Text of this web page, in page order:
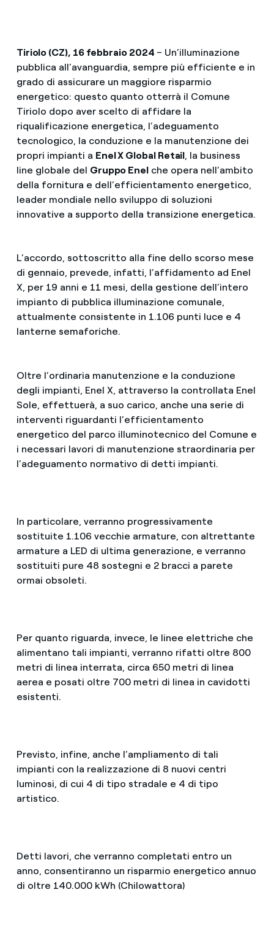
Tiriolo (CZ), 16 febbraio 2024 – Un’illuminazione
pubblica all’avanguardia, sempre più efficiente e in
grado di assicurare un maggiore risparmio
energetico: questo quanto otterrà il Comune
Tiriolo dopo aver scelto di affidare la
riqualificazione energetica, l’adeguamento
tecnologico, la conduzione e la manutenzione dei
propri impianti a Enel X Global Retail, la business
line globale del Gruppo Enel che opera nell’ambito
della fornitura e dell’efficientamento energetico,
leader mondiale nello sviluppo di soluzioni
innovative a supporto della transizione energetica.
L’accordo, sottoscritto alla fine dello scorso mese
di gennaio, prevede, infatti, l’affidamento ad Enel
X, per 19 anni e 11 mesi, della gestione dell’intero
impianto di pubblica illuminazione comunale,
attualmente consistente in 1.106 punti luce e 4
lanterne semaforiche.
Oltre l’ordinaria manutenzione e la conduzione
degli impianti, Enel X, attraverso la controllata Enel
Sole, effettuerà, a suo carico, anche una serie di
interventi riguardanti l’efficientamento
energetico del parco illuminotecnico del Comune e
i necessari lavori di manutenzione straordinaria per
l’adeguamento normativo di detti impianti.
In particolare, verranno progressivamente
sostituite 1.106 vecchie armature, con altrettante
armature a LED di ultima generazione, e verranno
sostituiti pure 48 sostegni e 2 bracci a parete
ormai obsoleti.
Per quanto riguarda, invece, le linee elettriche che
alimentano tali impianti, verranno rifatti oltre 800
metri di linea interrata, circa 650 metri di linea
aerea e posati oltre 700 metri di linea in cavidotti
esistenti.
Previsto, infine, anche l’ampliamento di tali
impianti con la realizzazione di 8 nuovi centri
luminosi, di cui 4 di tipo stradale e 4 di tipo
artistico.
Detti lavori, che verranno completati entro un
anno, consentiranno un risparmio energetico annuo
di oltre 140.000 kWh (Chilowattora)